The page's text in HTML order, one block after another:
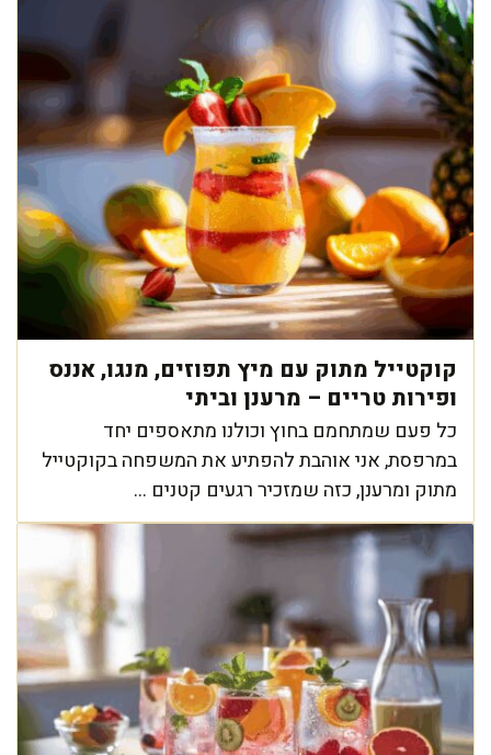
קוקטייל מתוק עם מיץ תפוזים, מנגו, אננס
ופירות טריים – מרענן וביתי
כל פעם שמתחמם בחוץ וכולנו מתאספים יחד
במרפסת, אני אוהבת להפתיע את המשפחה בקוקטייל
מתוק ומרענן, כזה שמזכיר רגעים קטנים ...